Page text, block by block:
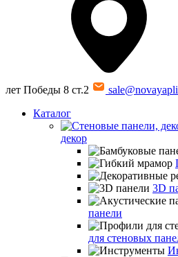
лет Победы 8 ст.2
Каталог
декор
3D
панели
для стеновых